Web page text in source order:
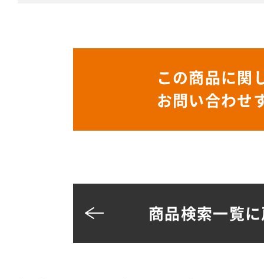
この商品に関
お問い合わせ
商品検索一覧